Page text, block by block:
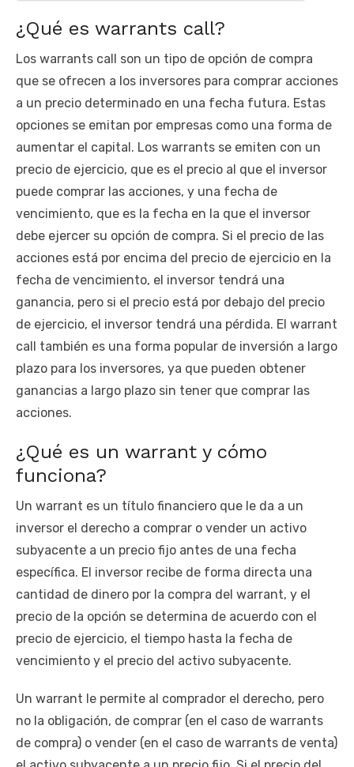
¿Qué es warrants call?
Los warrants call son un tipo de opción de compra
que se ofrecen a los inversores para comprar acciones
a un precio determinado en una fecha futura. Estas
opciones se emitan por empresas como una forma de
aumentar el capital. Los warrants se emiten con un
precio de ejercicio, que es el precio al que el inversor
puede comprar las acciones, y una fecha de
vencimiento, que es la fecha en la que el inversor
debe ejercer su opción de compra. Si el precio de las
acciones está por encima del precio de ejercicio en la
fecha de vencimiento, el inversor tendrá una
ganancia, pero si el precio está por debajo del precio
de ejercicio, el inversor tendrá una pérdida. El warrant
call también es una forma popular de inversión a largo
plazo para los inversores, ya que pueden obtener
ganancias a largo plazo sin tener que comprar las
acciones.
¿Qué es un warrant y cómo
funciona?
Un warrant es un título financiero que le da a un
inversor el derecho a comprar o vender un activo
subyacente a un precio fijo antes de una fecha
específica. El inversor recibe de forma directa una
cantidad de dinero por la compra del warrant, y el
precio de la opción se determina de acuerdo con el
precio de ejercicio, el tiempo hasta la fecha de
vencimiento y el precio del activo subyacente.
Un warrant le permite al comprador el derecho, pero
no la obligación, de comprar (en el caso de warrants
de compra) o vender (en el caso de warrants de venta)